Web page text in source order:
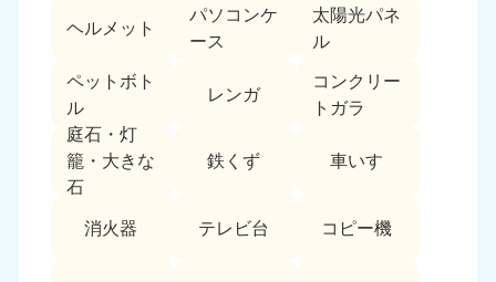
ヘルメット
パソコンケ
ース
太陽光パネ
ル
ペットボト
ル
レンガ
コンクリー
トガラ
庭石・灯
籠・大きな
石
鉄くず 車いす
消火器 テレビ台 コピー機
050-1881-5248
中国
岡山県
050-1881-5146
9:00〜19:00 年中無休
山口県
050-1880-9900